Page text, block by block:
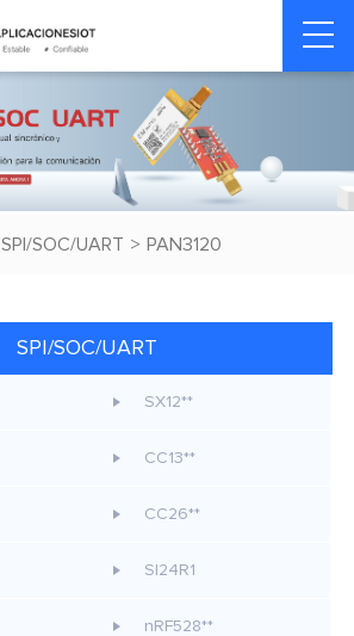
SPI/SOC/UART > PAN3120
SPI/SOC/UART
SX12**
CC13**
CC26**
SI24R1
nRF528**